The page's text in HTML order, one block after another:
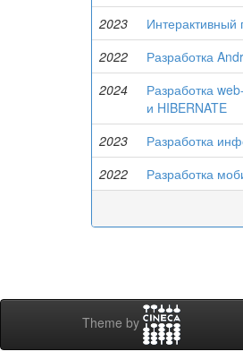
2023
2022
Разработка
2024
Разработка
и HIBERNATE
2023 Разработка
2022
Разработка
Theme by